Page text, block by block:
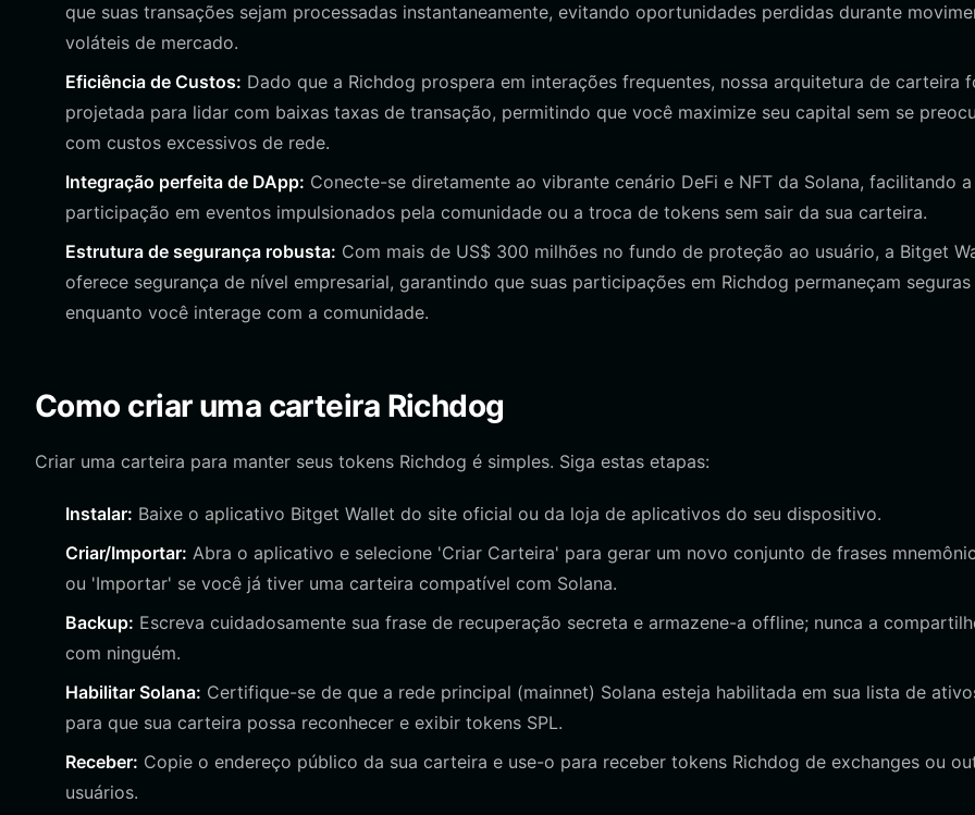
que suas transações sejam processadas instantaneamente, evitando oportunidades perdidas durante
voláteis de mercado.
Eficiência de Custos: Dado que a Richdog prospera em interações frequentes, nossa arquitetura de carteira
projetada para lidar com baixas taxas de transação, permitindo que você maximize seu capital sem se
com custos excessivos de rede.
Integração perfeita de DApp: Conecte-se diretamente ao vibrante cenário DeFi e NFT da Solana, facilitando a
participação em eventos impulsionados pela comunidade ou a troca de tokens sem sair da sua carteira.
Estrutura de segurança robusta: Com mais de US$ 300 milhões no fundo de proteção ao usuário, a Bitget
oferece segurança de nível empresarial, garantindo que suas participações em Richdog permaneçam seguras
enquanto você interage com a comunidade.
Como criar uma carteira Richdog
Criar uma carteira para manter seus tokens Richdog é simples. Siga estas etapas:
Instalar: Baixe o aplicativo Bitget Wallet do site oficial ou da loja de aplicativos do seu dispositivo.
Criar/Importar: Abra o aplicativo e selecione 'Criar Carteira' para gerar um novo conjunto de frases
ou 'Importar' se você já tiver uma carteira compatível com Solana.
Backup: Escreva cuidadosamente sua frase de recuperação secreta e armazene-a offline; nunca a
com ninguém.
Habilitar Solana: Certifique-se de que a rede principal (mainnet) Solana esteja habilitada em sua lista de
para que sua carteira possa reconhecer e exibir tokens SPL.
Receber: Copie o endereço público da sua carteira e use-o para receber tokens Richdog de exchanges ou
usuários.